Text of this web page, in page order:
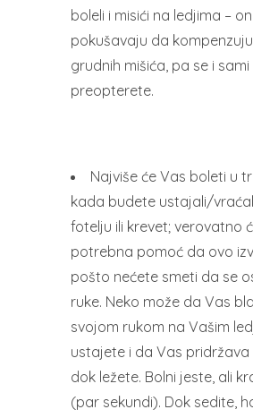
boleli i misići na ledjima – oni
pokušavaju da
grudnih mišića, pa se i sami
preopterete.
Najviše će Vas boleti u
kada budete ustajali/
fotelju ili krevet; verovatno
potrebna pomoć da ovo
pošto nećete smeti da se
ruke. Neko može da Vas
svojom rukom na Vašim
ustajete i da Vas pridržava
dok ležete. Bolni jeste, ali
(par sekundi). Dok sedite,